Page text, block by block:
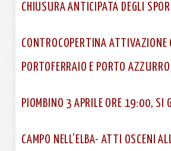
CHIUSURA ANTICIPATA DEGLI
CONTROCOPERTINA ATTIVAZIONE
PORTOFERRAIO E PORTO AZZURRO
PIOMBINO 3 APRILE ORE 19:00, SI
CAMPO NELL’ELBA- ATTI OSCENI